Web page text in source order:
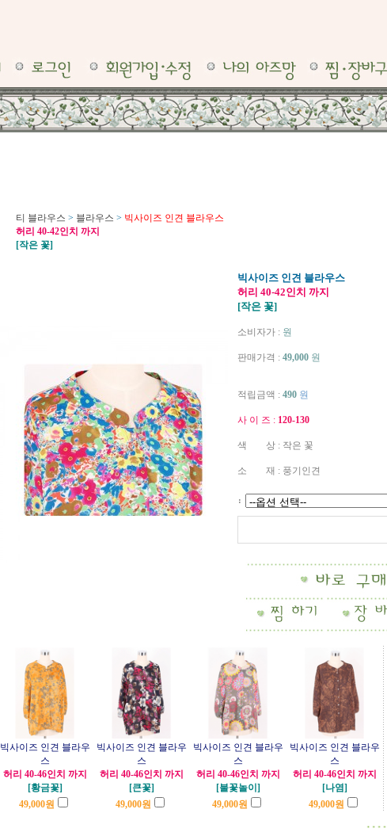
티 블라우스 > 블라우스 > 빅사이즈 인견 블라우스
허리 40-42인치 까지
[작은 꽃]
빅사이즈 인견 블라우스
허리 40-42인치 까지
[작은 꽃]
소비자가 : 원
판매가격 : 49,000 원
적립금액 : 490 원
사 이 즈 : 120-130
색 상 : 작은 꽃
소 재 : 풍기인견
:
빅사이즈 인견 블라우
스
허리 40-46인치 까지
[황금꽃]
빅사이즈 인견 블라우
스
허리 40-46인치 까지
[큰꽃]
빅사이즈 인견 블라우
스
허리 40-46인치 까지
[불꽃놀이]
빅사이즈 인견 블라우
스
허리 40-46인치 까지
[나염]
49,000원 49,000원 49,000원 49,000원